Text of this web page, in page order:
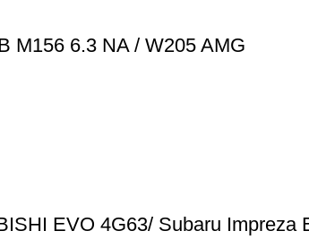
M156 6.3 NA / W205 AMG
EVO 4G63/ Subaru Impreza